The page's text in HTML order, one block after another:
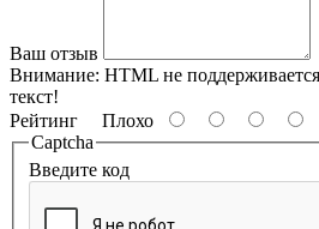
Ваш отзыв
Внимание: HTML не
текст!
Рейтинг Плохо
Captcha
Введите код